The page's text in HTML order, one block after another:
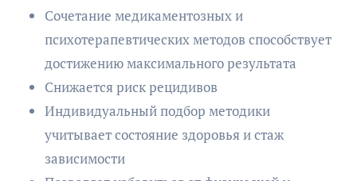
Сочетание медикаментозных и
психотерапевтических методов способствует
достижению максимального результата
Снижается риск рецидивов
Индивидуальный подбор методики
учитывает состояние здоровья и стаж
зависимости